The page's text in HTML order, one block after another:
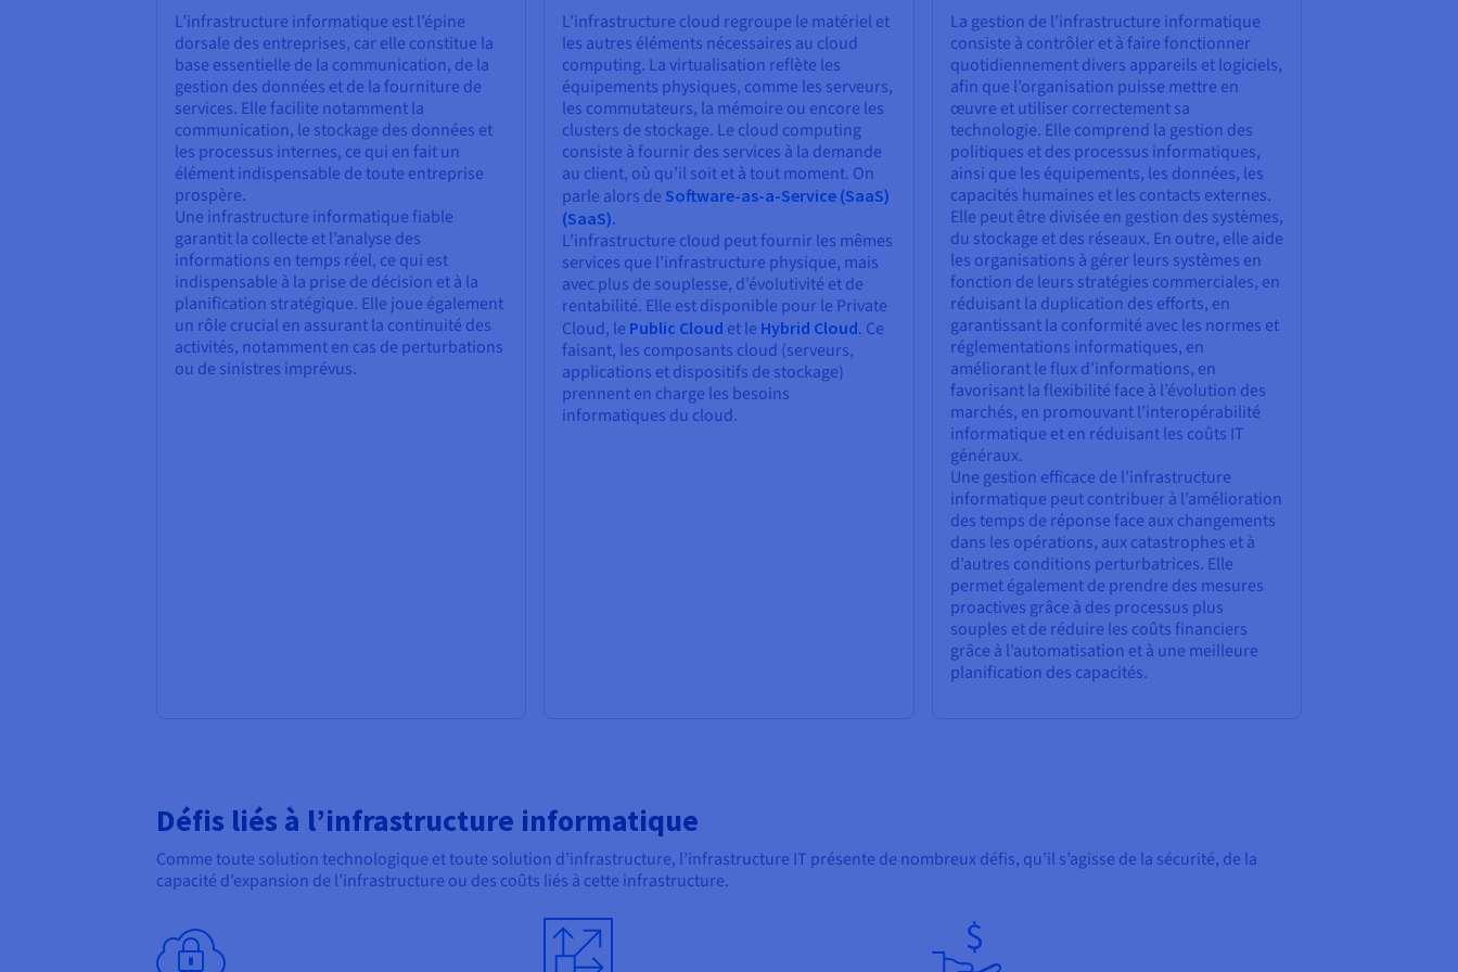
L’infrastructure informatique est l’épine
dorsale des entreprises, car elle constitue la
base essentielle de la communication, de la
gestion des données et de la fourniture de
services. Elle facilite notamment la
communication, le stockage des données et
les processus internes, ce qui en fait un
élément indispensable de toute entreprise
prospère.
Une infrastructure informatique fiable
garantit la collecte et l’analyse des
informations en temps réel, ce qui est
indispensable à la prise de décision et à la
planification stratégique. Elle joue également
un rôle crucial en assurant la continuité des
activités, notamment en cas de perturbations
ou de sinistres imprévus.
L’infrastructure cloud regroupe le matériel et
les autres éléments nécessaires au cloud
computing. La virtualisation reflète les
équipements physiques, comme les serveurs,
les commutateurs, la mémoire ou encore les
clusters de stockage. Le cloud computing
consiste à fournir des services à la demande
au client, où qu’il soit et à tout moment. On
parle alors de Software-as-a-Service (SaaS)
(SaaS).
L’infrastructure cloud peut fournir les mêmes
services que l’infrastructure physique, mais
avec plus de souplesse, d’évolutivité et de
rentabilité. Elle est disponible pour le Private
Cloud, le Public Cloud et le Hybrid Cloud. Ce
faisant, les composants cloud (serveurs,
applications et dispositifs de stockage)
prennent en charge les besoins
informatiques du cloud.
La gestion de l’infrastructure informatique
consiste à contrôler et à faire fonctionner
quotidiennement divers appareils et logiciels,
afin que l’organisation puisse mettre en
œuvre et utiliser correctement sa
technologie. Elle comprend la gestion des
politiques et des processus informatiques,
ainsi que les équipements, les données, les
capacités humaines et les contacts externes.
Elle peut être divisée en gestion des systèmes,
du stockage et des réseaux. En outre, elle aide
les organisations à gérer leurs systèmes en
fonction de leurs stratégies commerciales, en
réduisant la duplication des efforts, en
garantissant la conformité avec les normes et
réglementations informatiques, en
améliorant le flux d’informations, en
favorisant la flexibilité face à l’évolution des
marchés, en promouvant l’interopérabilité
informatique et en réduisant les coûts IT
généraux.
Une gestion efficace de l’infrastructure
informatique peut contribuer à l’amélioration
des temps de réponse face aux changements
dans les opérations, aux catastrophes et à
d’autres conditions perturbatrices. Elle
permet également de prendre des mesures
proactives grâce à des processus plus
souples et de réduire les coûts financiers
grâce à l’automatisation et à une meilleure
planification des capacités.
Défis liés à l’infrastructure informatique
Comme toute solution technologique et toute solution d’infrastructure, l’infrastructure IT présente de nombreux défis, qu’il s’agisse de la sécurité, de la
capacité d’expansion de l’infrastructure ou des coûts liés à cette infrastructure.